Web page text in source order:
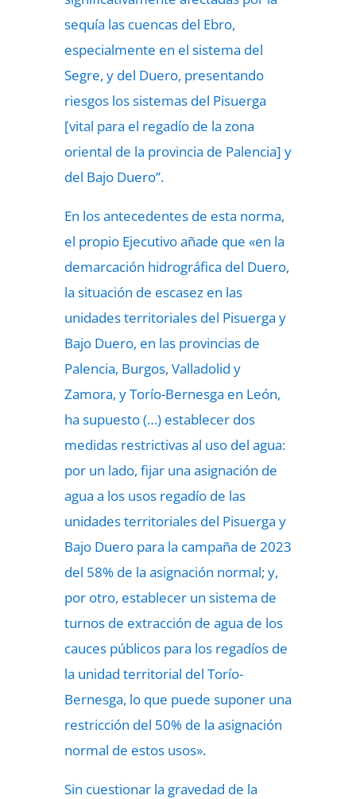
sequía las cuencas del Ebro,
especialmente en el sistema del
Segre, y del Duero, presentando
riesgos los sistemas del Pisuerga
[vital para el regadío de la zona
oriental de la provincia de Palencia] y
del Bajo Duero”.
En los antecedentes de esta norma,
el propio Ejecutivo añade que «en la
demarcación hidrográfica del Duero,
la situación de escasez en las
unidades territoriales del Pisuerga y
Bajo Duero, en las provincias de
Palencia, Burgos, Valladolid y
Zamora, y Torío-Bernesga en León,
ha supuesto (…) establecer dos
medidas restrictivas al uso del agua:
por un lado, fijar una asignación de
agua a los usos regadío de las
unidades territoriales del Pisuerga y
Bajo Duero para la campaña de 2023
del 58% de la asignación normal; y,
por otro, establecer un sistema de
turnos de extracción de agua de los
cauces públicos para los regadíos de
la unidad territorial del Torío-
Bernesga, lo que puede suponer una
restricción del 50% de la asignación
normal de estos usos».
Sin cuestionar la gravedad de la